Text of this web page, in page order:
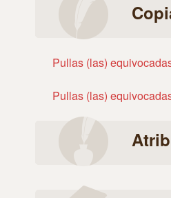
Pullas (las)
Pullas (las)